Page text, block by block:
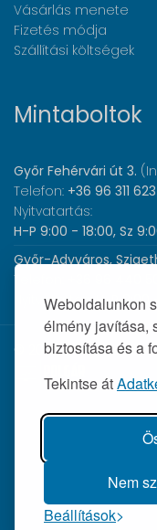
Weboldalunkon
élmény javítása,
biztosítása és a
Tekintse át
Nem
Beállítások
Vásárlás menete
Fizetés módja
Szállítási költségek
Mintaboltok
Győr Fehérvári út 3.
Telefon: +36 96 311 623
Nyitvatartás:
H-P 9:00 - 18:00, Sz
Győr-Adyváros,
Telefon:
Nyitvatartás:H-P 8:00
© 2026 Wolf Orvosi